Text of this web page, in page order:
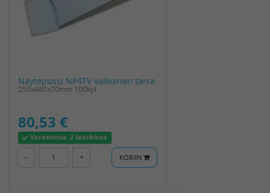
Näytepussi NP4TV valkoinen tarra
250x480x70mm 100kpl
80,53 €
Varastossa:2 laatikkoa
- + KORIIN